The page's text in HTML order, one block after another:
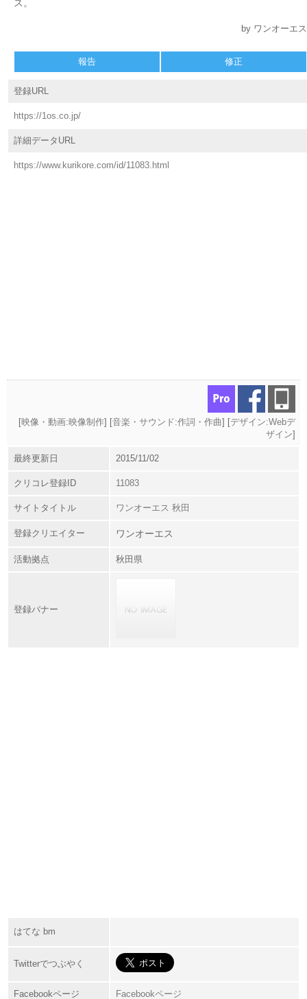
ス。
by ワンオーエス
報告 修正
登録URL
https://1os.co.jp/
詳細データURL
https://www.kurikore.com/id/11083.html
[映像・動画:映像制作] [音楽・サウンド:作詞・作曲] [デザイン:Webデ
ザイン]
最終更新日 2015/11/02
クリコレ登録ID 11083
サイトタイトル ワンオーエス 秋田
登録クリエイター ワンオーエス
活動拠点 秋田県
登録バナー
はてな bm
Twitterでつぶやく
Facebookページ Facebookページ